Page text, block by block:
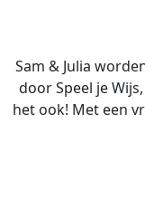
Sam & Julia
door Speel je
het ook! Met een